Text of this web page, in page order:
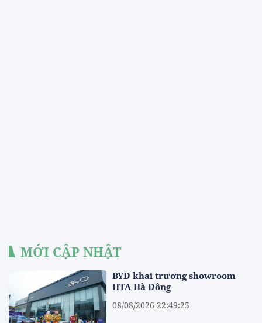
MỚI CẬP NHẬT
BYD khai trương showroom
HTA Hà Đông
08/08/2026 22:49:25